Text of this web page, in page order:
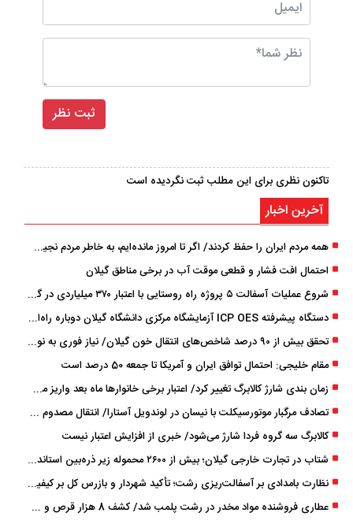
تاکنون نظری برای این مطلب ثبت نگردیده است
آخرین اخبار
همه مردم ایران را حفظ کردند/ اگر تا امروز مانده‌ایم، به ‌خاطر مردم نجیب ایران بوده است
احتمال افت فشار و قطعی موقت آب در برخی مناطق گیلان
شروع عملیات آسفالت ۵ پروژه راه ‌روستایی با اعتبار ۳۷۰ میلیاردی در گیلان
دستگاه پیشرفته ICP OES آزمایشگاه مرکزی دانشگاه گیلان دوباره راه‌اندازی شد
تحقق بیش از ۹۰ درصد شاخص‌های انتقال خون گیلان/ نیاز فوری به نوسازی تجهیزات آزمایشگاهی
مقام خلیجی: احتمال توافق ایران و آمریکا تا جمعه 50 درصد است
زمان ‌بندی شارژ کالابرگ تغییر کرد/ اعتبار برخی خانوارها ماه بعد واریز می‌شود
تصادف مرگبار موتورسیکلت با نیسان در لوندویل آستارا/ انتقال مصدوم با اورژانس هوایی به رشت
کالابرگ سه گروه فردا شارژ می‌شود/ خبری از افزایش اعتبار نیست
شتاب در تجارت خارجی گیلان؛ بیش از ۲۶۰۰ محموله زیر ذره‌بین استاندارد
نظارت بامدادی بر آسفالت‌ریزی رشت؛ تأکید شهردار و بازرس کل بر کیفیت اجرای پروژه‌ها
عطاری فروشنده مواد مخدر در رشت پلمب شد/ کشف 8 هزار قرص و 50 لیتر شربت توهم ‌زا